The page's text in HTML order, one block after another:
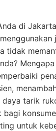
di
tidak
tarik
untuk